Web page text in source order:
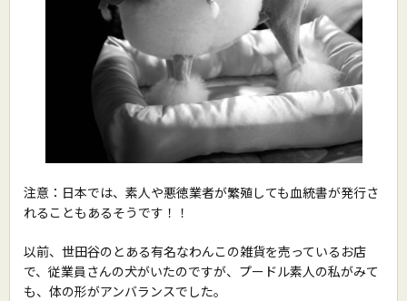
注意：日本では、素人や悪徳業者が繁殖しても血統書が発行さ
れることもあるそうです！！
以前、世田谷のとある有名なわんこの雑貨を売っているお店
で、従業員さんの犬がいたのですが、プードル素人の私がみて
も、体の形がアンバランスでした。